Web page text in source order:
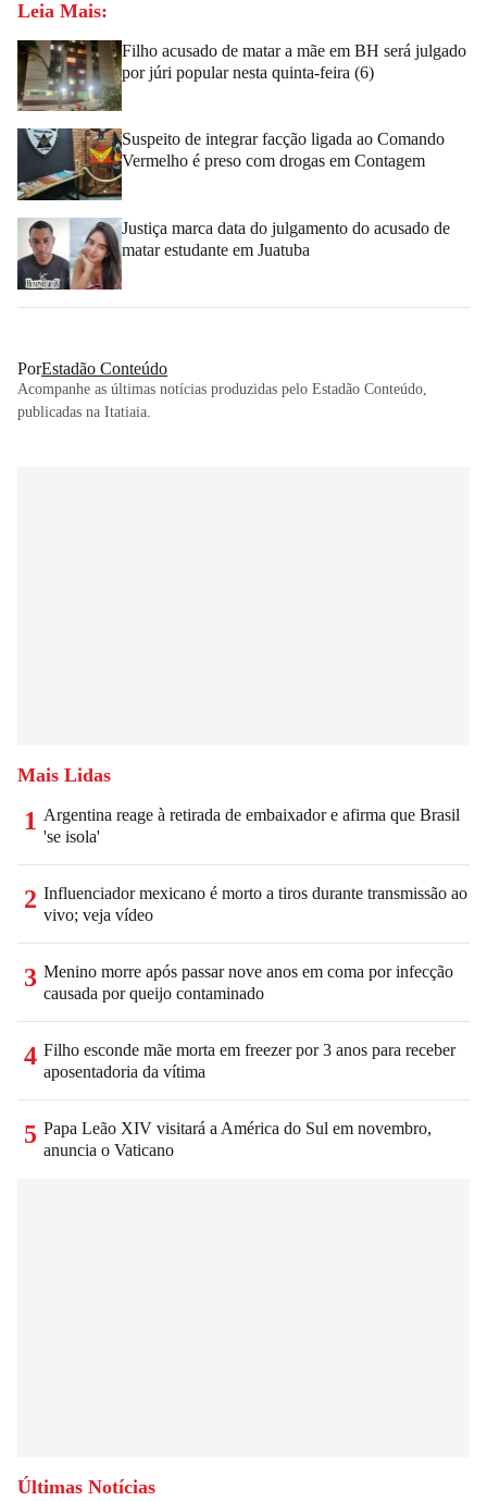
Leia Mais:
Filho acusado de matar a mãe em BH será julgado
por júri popular nesta quinta-feira (6)
Suspeito de integrar facção ligada ao Comando
Vermelho é preso com drogas em Contagem
Justiça marca data do julgamento do acusado de
matar estudante em Juatuba
PorEstadão Conteúdo
Acompanhe as últimas notícias produzidas pelo Estadão Conteúdo,
publicadas na Itatiaia.
Mais Lidas
1 Argentina reage à retirada de embaixador e afirma que Brasil
'se isola'
2 Influenciador mexicano é morto a tiros durante transmissão ao
vivo; veja vídeo
3 Menino morre após passar nove anos em coma por infecção
causada por queijo contaminado
4 Filho esconde mãe morta em freezer por 3 anos para receber
aposentadoria da vítima
5 Papa Leão XIV visitará a América do Sul em novembro,
anuncia o Vaticano
Últimas Notícias